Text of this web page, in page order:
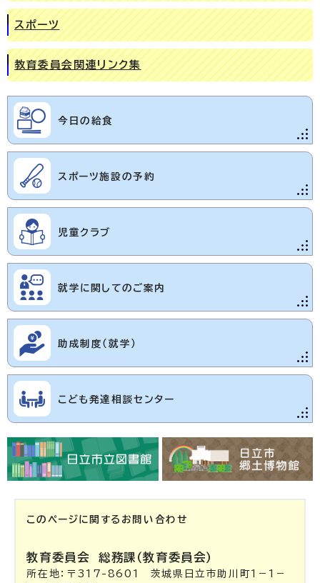
スポーツ
教育委員会関連リンク集
今日の給食
スポーツ施設の予約
児童クラブ
就学に関してのご案内
助成制度（就学）
こども発達相談センター
このページに関する お問い合わせ
教育委員会総務課（教育委員会）
所在地：〒317-8601 茨城県日立市助川町1－1－